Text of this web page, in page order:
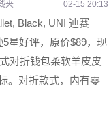
夹 02-15 20:13
Black, UNI 迪赛
星好评，原价$89，现
对折钱包柔软羊皮皮
。对折款式，内有零